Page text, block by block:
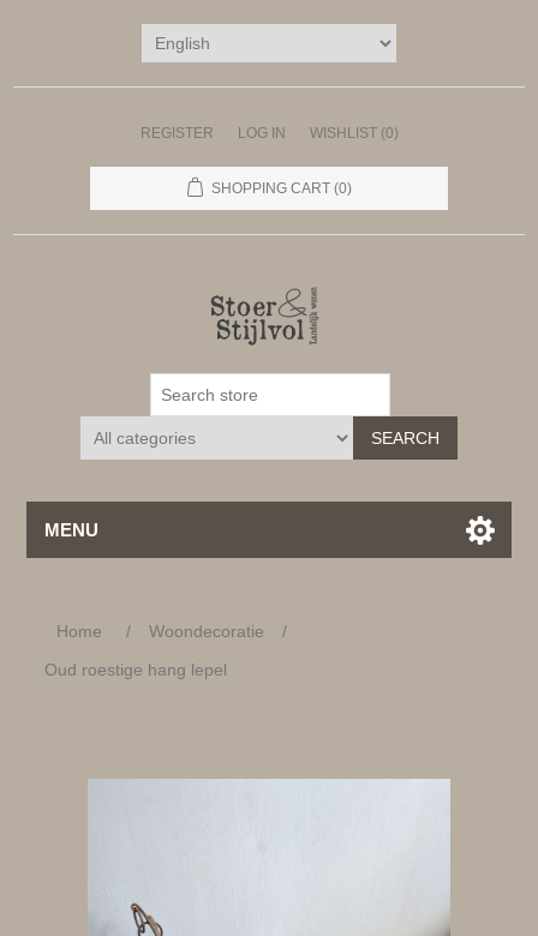
REGISTER LOG IN WISHLIST (0)
SHOPPING CART (0)
SEARCH
MENU
Home / Woondecoratie
/
Oud roestige hang lepel